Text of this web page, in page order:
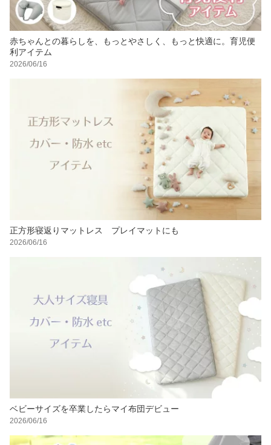
赤ちゃんとの暮らしを、もっとやさしく、もっと快適に。育児便
利アイテム
2026/06/16
正方形寝返りマットレス プレイマットにも
2026/06/16
ベビーサイズを卒業したらマイ布団デビュー
2026/06/16